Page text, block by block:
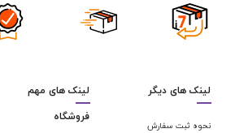
لینک های دیگر
نحوه ثبت سفارش
لینک های مهم
فروشگاه